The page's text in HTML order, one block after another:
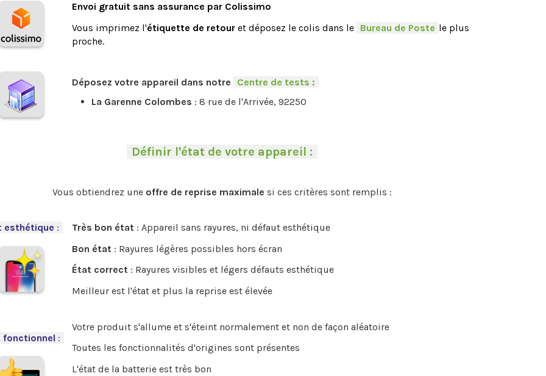
Envoi gratuit sans assurance par Colissimo
Vous imprimez l'étiquette de retour et déposez le colis dans le Bureau de Poste le plus
proche.
Déposez votre appareil dans notre
Centre de tests :
La Garenne Colombes : 8 rue de l'Arrivée, 92250
Définir l'état de votre appareil :
Vous obtiendrez une offre de reprise maximale si ces critères sont remplis :
esthétique : Très bon état : Appareil sans rayures, ni défaut esthétique
Bon état : Rayures légères possibles hors écran
État correct: Rayures visibles et légers défauts esthétique
Meilleur est l'état et plus la reprise est élevée
fonctionnel :
Votre produit s'allume et s'éteint normalement et non de façon aléatoire
Toutes les fonctionnalités d'origines sont présentes
L'état de la batterie est très bon